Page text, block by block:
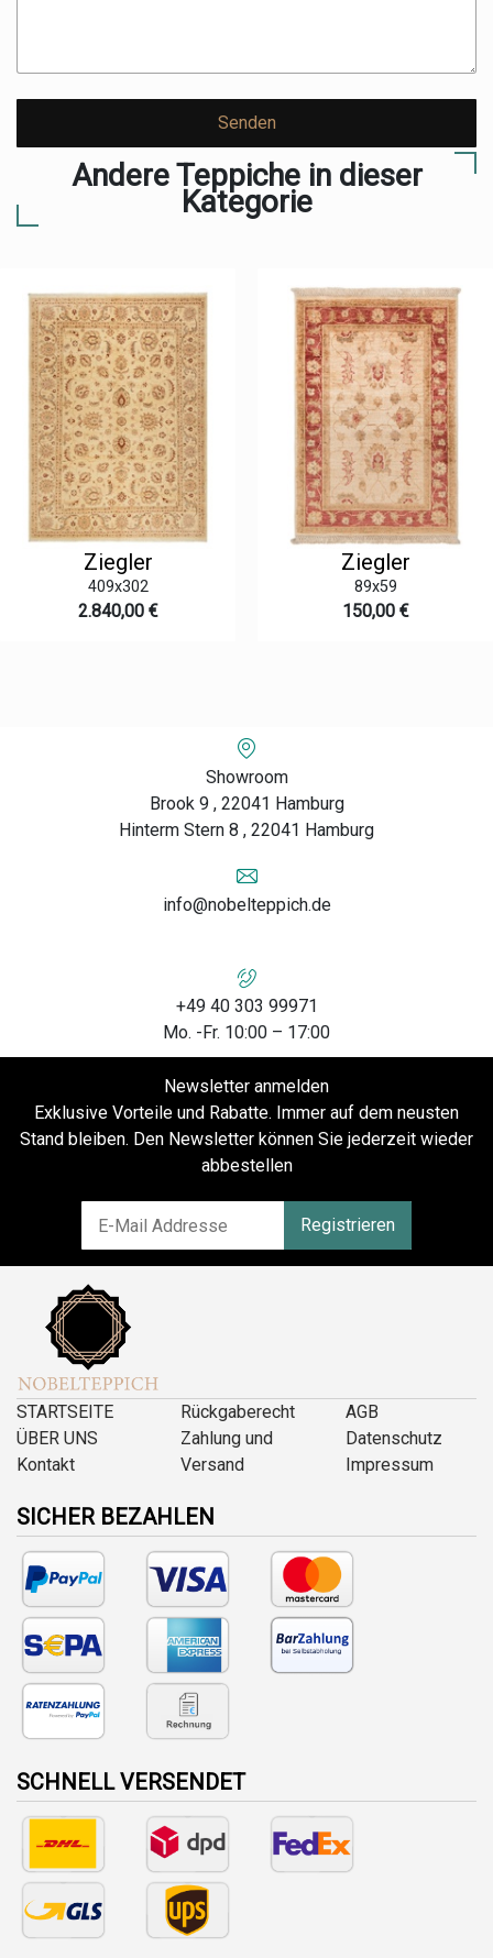
Senden
Andere Teppiche in dieser
Kategorie
Ziegler
409x302
2.840,00 €
Ziegler
89x59
150,00 €
Showroom
Brook 9 , 22041 Hamburg
Hinterm Stern 8 , 22041 Hamburg
info@nobelteppich.de
+49 40 303 99971
Mo. -Fr. 10:00 – 17:00
Newsletter anmelden
Exklusive Vorteile und Rabatte. Immer auf dem neusten
Stand bleiben. Den Newsletter können Sie jederzeit wieder
abbestellen
Registrieren
STARTSEITE
ÜBER UNS
Kontakt
Rückgaberecht
Zahlung und
Versand
AGB
Datenschutz
Impressum
SICHER BEZAHLEN
SCHNELL VERSENDET